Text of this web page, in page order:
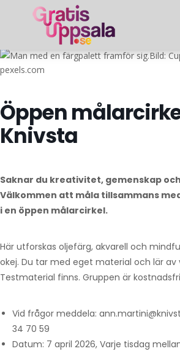
Bild:
pexels.com
Öppen
Knivsta
Saknar du kreativitet, gemenskap
Välkommen att måla tillsammans
i en öppen målarcirkel.
Här utforskas oljefärg, akvarell och
okej. Du tar med eget material och lär av
Testmaterial finns. Gruppen är
Vid frågor meddela:
34 70 59
Datum: 7 april 2026, Varje tisdag